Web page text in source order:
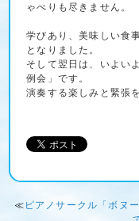
ゃべりも尽きません。
学びあり、美味しい食
となりました。
そして翌日は、いよい
例会」です。
演奏する楽しみと緊張
≪ ピアノサークル「ボヌ